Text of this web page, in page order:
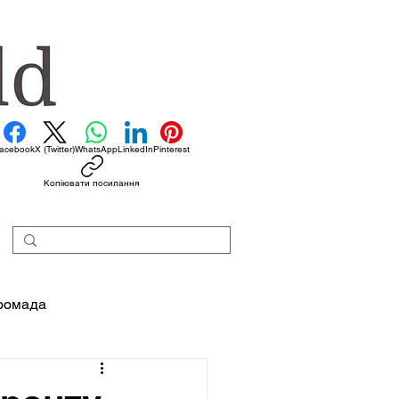
X (Twitter)WhatsAppLinkedInPinterest
Копіювати посилання